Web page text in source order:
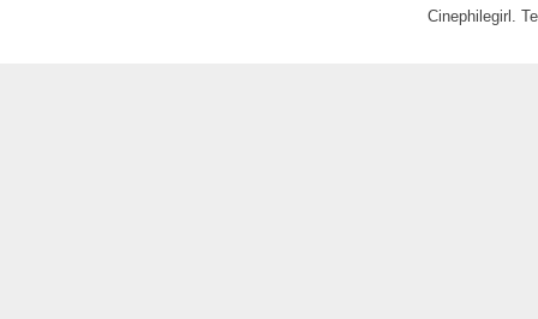
Cinephilegirl.